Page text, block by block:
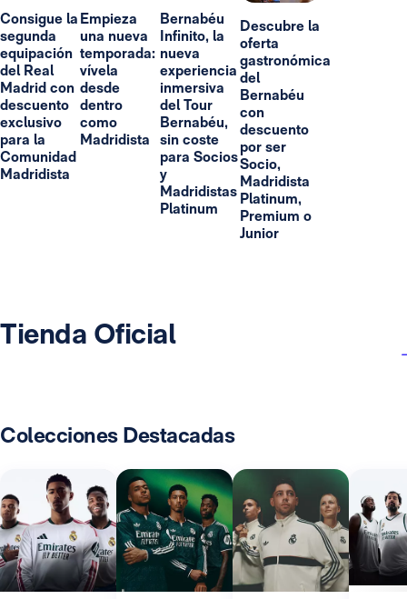
Consigue la
segunda
equipación
del Real
Madrid con
descuento
exclusivo
para la
Comunidad
Madridista
Empieza
una nueva
temporada:
vívela
desde
dentro
como
Madridista
Bernabéu
Infinito, la
nueva
experiencia
inmersiva
del Tour
Bernabéu,
sin coste
para Socios
y
Madridistas
Platinum
Descubre la
oferta
gastronómica
del
Bernabéu
con
descuento
por ser
Socio,
Madridista
Platinum,
Premium o
Junior
Tienda Oficial
Colecciones Destacadas